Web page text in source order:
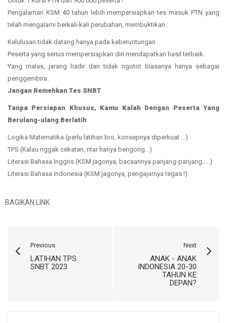
Pengalaman KSM 40 tahun lebih mempersiapkan tes masuk PTN yang
telah mengalami berkali-kali perubahan, membuktikan :
Kelulusan tidak datang hanya pada keberuntungan.
Peserta yang serius mempersiapkan diri mendapatkan hasil terbaik.
Yang malas, jarang hadir dan tidak ngotot biasanya hanya sebagai
penggembira.
Jangan Remehkan Tes SNBT
Tanpa Persiapan Khusus, Kamu Kalah Dengan Peserta Yang
Berulang-ulang Berlatih
Logika Matematika (perlu latihan bro, konsepnya diperkuat ...)
TPS (Kalau nggak cekatan, ntar hanya bengong...)
Literasi Bahasa Inggris (KSM jagonya, bacaannya panjang-panjang.....)
Literasi Bahasa Indonesia (KSM jagonya, pengajarnya tegas !)
BAGIKAN LINK
Previous
LATIHAN TPS
SNBT 2023
Next
ANAK - ANAK
INDONESIA 20-30
TAHUN KE
DEPAN?